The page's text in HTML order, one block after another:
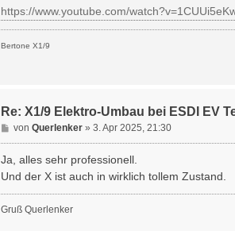
g
https://www.youtube.com/
Bertone X1/9
Re: X1/9 Elektro-Umbau bei ESDI EV
B
e
i
g
von Querlenker» 3. Apr 2025, 21:30
Ja, alles sehr professionell.
Und der X ist auch in wirklich tollem Zustand.
Gruß Querlenker